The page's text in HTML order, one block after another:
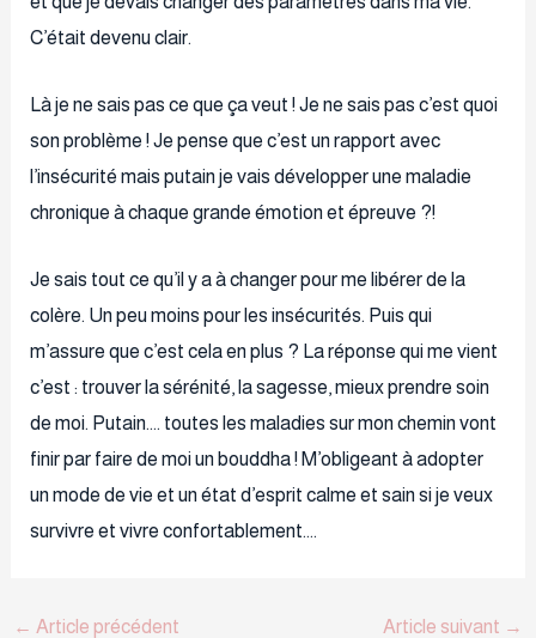
C’était devenu clair.
Là je ne sais pas ce que ça veut ! Je ne sais pas c’est quoi
son problème ! Je pense que c’est un rapport avec
l’insécurité mais putain je vais développer une maladie
chronique à chaque grande émotion et épreuve ?!
Je sais tout ce qu’il y a à changer pour me libérer de la
colère. Un peu moins pour les insécurités. Puis qui
m’assure que c’est cela en plus ? La réponse qui me vient
c’est : trouver la sérénité, la sagesse, mieux prendre soin
de moi. Putain…. toutes les maladies sur mon chemin vont
finir par faire de moi un bouddha ! M’obligeant à adopter
un mode de vie et un état d’esprit calme et sain si je veux
survivre et vivre confortablement….
← Article précédent Article suivant →